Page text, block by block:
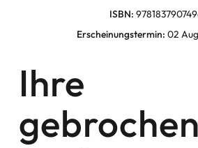
Facebook
Instagram
ISBN:
Erscheinungstermin: 02
Ihre